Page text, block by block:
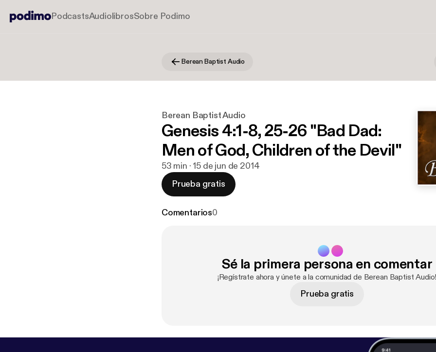
PodcastsAudiolibrosSobre Podimo
Berean Baptist Audio
Berean Baptist Audio
Genesis 4:1-8, 25-26 "Bad Dad:
Men of God, Children of the Devil"
53 min · 15 de jun de 2014
Prueba gratis
Comentarios0
Sé la primera persona en comentar
¡Regístrate ahora y únete a la comunidad de Berean Baptist
Prueba gratis